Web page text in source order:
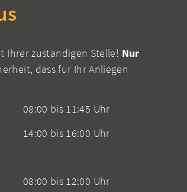
Ihrer zuständigen Stelle! Nur
dass für Ihr Anliegen
08:00 bis 11:45 Uhr
14:00 bis 16:00 Uhr
08:00 bis 12:00 Uhr